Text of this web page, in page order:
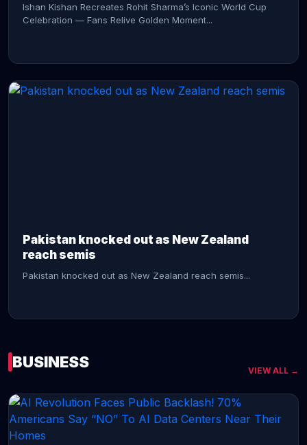
Ishan Kishan Recreates Rohit Sharma’s Iconic World Cup
Celebration — Fans Relive Golden Moment...
Pakistan knocked out as New Zealand
reach semis
Pakistan knocked out as New Zealand reach semis...
CONTINUE READING →
BUSINESS VIEW ALL →